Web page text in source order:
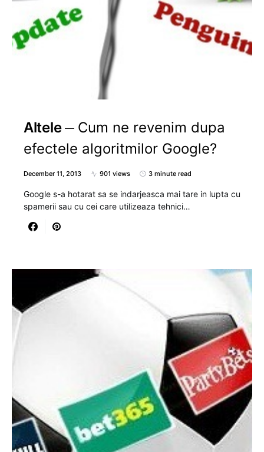
Altele
Cum ne revenim dupa
efectele algoritmilor Google?
December 11, 2013 901 views 3 minute read
Google s-a hotarat sa se indarjeasca mai tare in lupta cu
spamerii sau cu cei care utilizeaza tehnici…